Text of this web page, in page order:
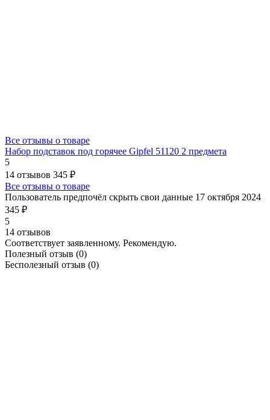
Все отзывы о товаре
Набор подставок под горячее Gipfel 51120 2 предмета
5
14 отзывов 345 ₽
Все отзывы о товаре
Пользователь предпочёл скрыть свои данные 17 октября 2024
345 ₽
5
14 отзывов
Соответствует заявленному. Рекомендую.
Полезный отзыв (0)
Бесполезный отзыв (0)